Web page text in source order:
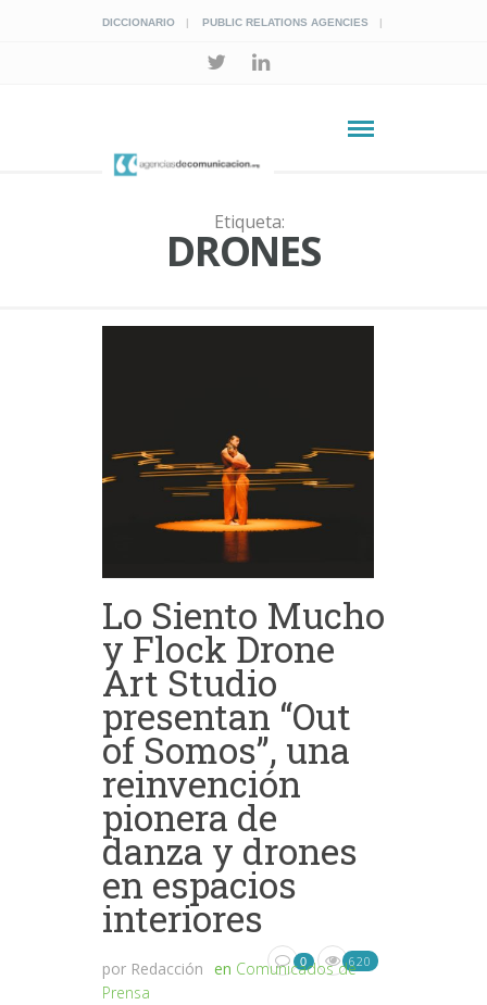
DICCIONARIO PUBLIC RELATIONS AGENCIES
Etiqueta:
DRONES
Lo Siento Mucho
y Flock Drone
Art Studio
presentan “Out
of Somos”, una
reinvención
pionera de
danza y drones
en espacios
interiores
por Redacción en Comunicados de
Prensa
0 620